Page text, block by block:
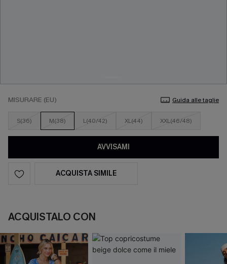
MISURARE (EU) Guida alle taglie
S(36) M(38) L(40/42) XL(44) XXL(46/48)
AVVISAMI
ACQUISTA SIMILE
ACQUISTALO CON